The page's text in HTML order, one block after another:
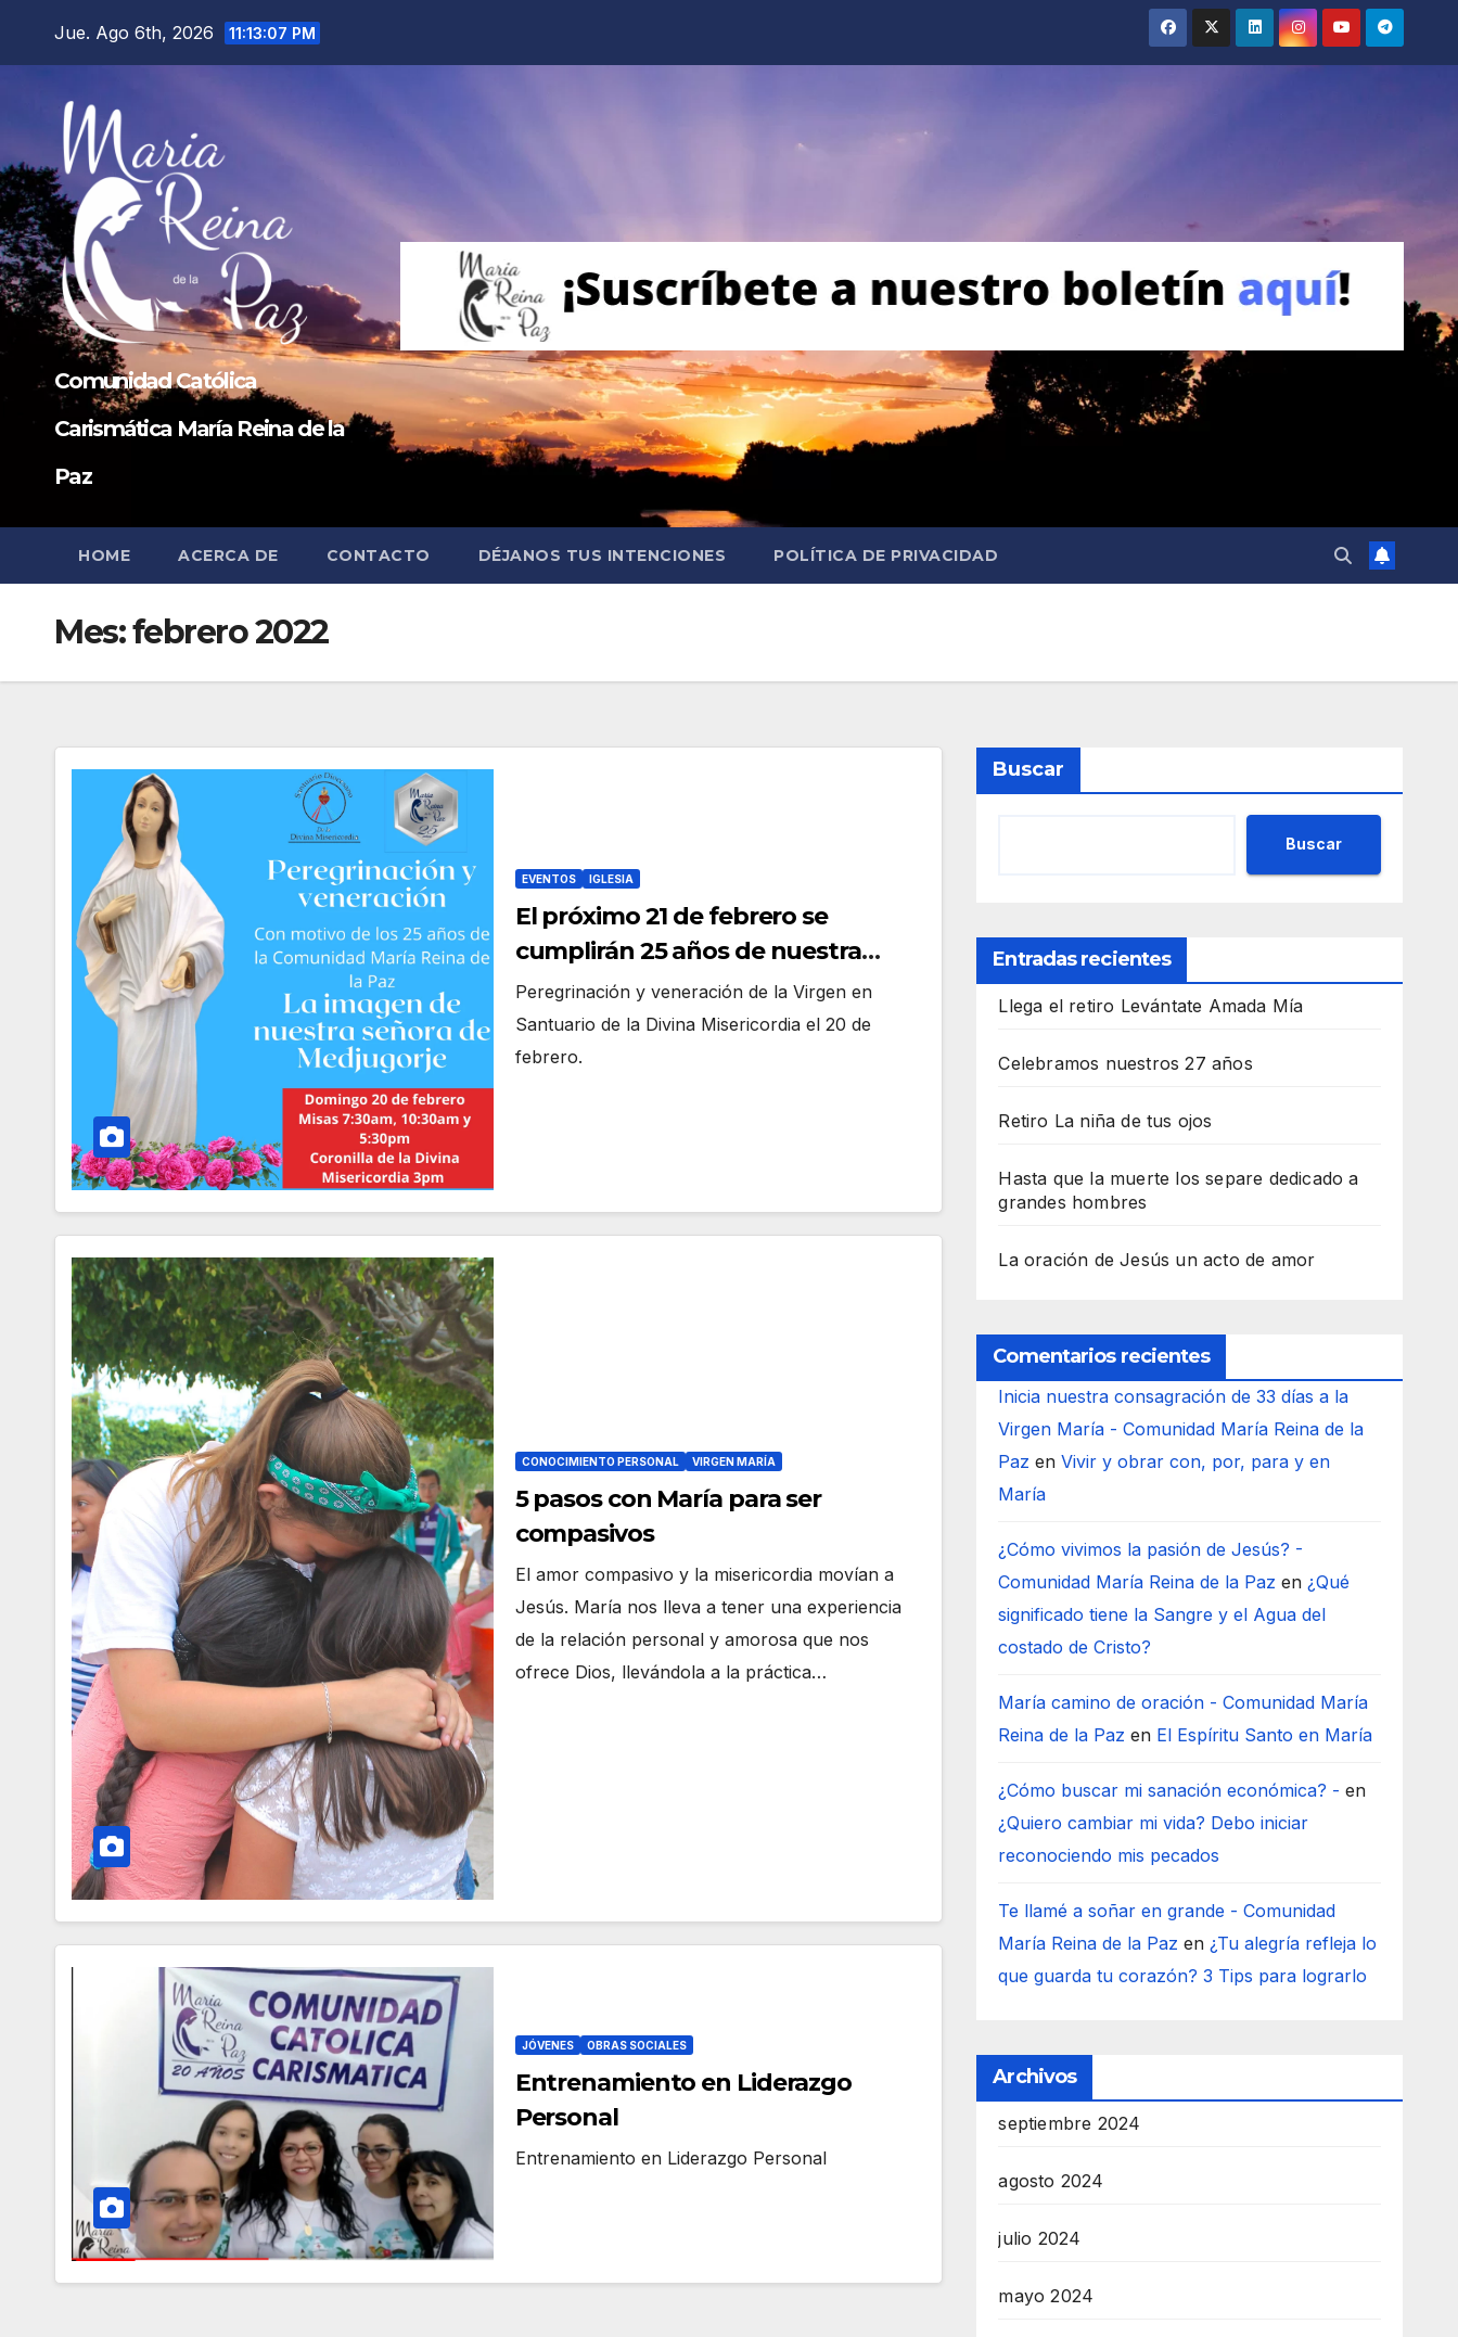
Jue. Ago 6th, 2026 11:13:08 PM
Comunidad Católica
Carismática María Reina de la
Paz
HOME ACERCA DE CONTACTO DÉJANOS TUS INTENCIONES POLÍTICA DE PRIVACIDAD
Mes:febrero 2022
EVENTOS IGLESIA
El próximo 21 de febrero se
cumplirán 25 años de nuestra
comunidad
Peregrinación y veneración de la Virgen en
Santuario de la Divina Misericordia el 20 de
febrero.
CONOCIMIENTO PERSONAL VIRGEN MARÍA
5 pasos con María para ser
compasivos
El amor compasivo y la misericordia movían a
Jesús. María nos lleva a tener una experiencia
de la relación personal y amorosa que nos
ofrece Dios, llevándola a la práctica…
JÓVENES OBRAS SOCIALES
Entrenamiento en Liderazgo
Personal
Entrenamiento en Liderazgo Personal
Buscar
Buscar
Entradas recientes
Llega el retiro Levántate Amada Mía
Celebramos nuestros 27 años
Retiro La niña de tus ojos
Hasta que la muerte los separe dedicado a
grandes hombres
La oración de Jesús un acto de amor
Comentarios recientes
Inicia nuestra consagración de 33 días a la
Virgen María - Comunidad María Reina de la
Paz enVivir y obrar con, por, para y en
María
¿Cómo vivimos la pasión de Jesús? -
Comunidad María Reina de la Paz en ¿Qué
significado tiene la Sangre y el Agua del
costado de Cristo?
María camino de oración - Comunidad María
Reina de la Paz en El Espíritu Santo en María
¿Cómo buscar mi sanación económica? - en
¿Quiero cambiar mi vida? Debo iniciar
reconociendo mis pecados
Te llamé a soñar en grande - Comunidad
María Reina de la Paz en ¿Tu alegría refleja lo
que guarda tu corazón? 3 Tips para lograrlo
Archivos
septiembre 2024
agosto 2024
julio 2024
mayo 2024